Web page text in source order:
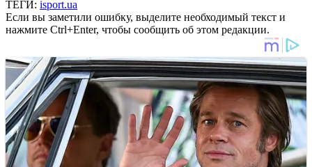
ТЕГИ: isport.ua
Если вы заметили ошибку, выделите необходимый текст и
нажмите Ctrl+Enter, чтобы сообщить об этом редакции.